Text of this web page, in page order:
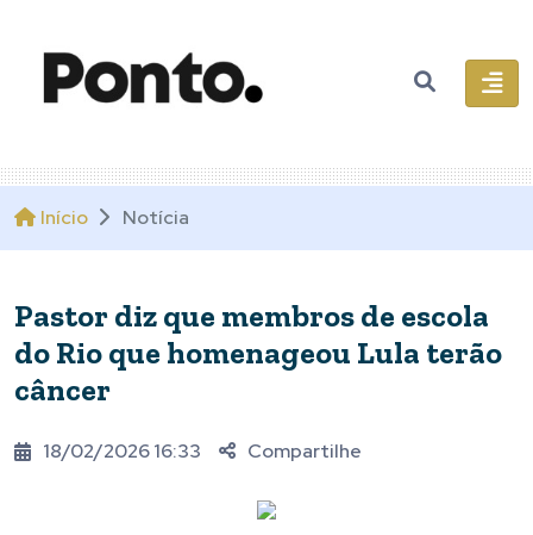
Início Notícia
Pastor diz que membros de escola
do Rio que homenageou Lula terão
câncer
18/02/2026 16:33 Compartilhe